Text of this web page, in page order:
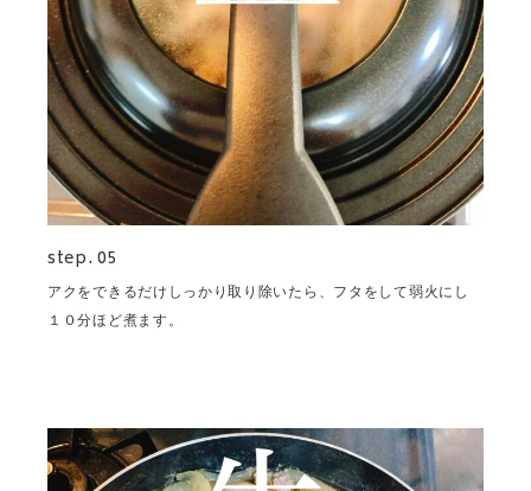
step. 05
アクをできるだけしっかり取り除いたら、フタをして弱火にし
１０分ほど煮ます。